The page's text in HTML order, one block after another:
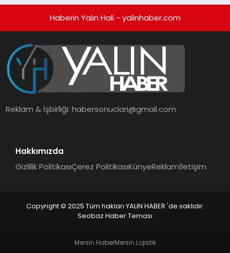
Haberin Yalın Hali - yalinhaber.com
Reklam & İşbirliği:habersonuclari@gmail.com
Hakkımızda
Gizlilik PolitikasıÇerez PolitikasıKünyeReklamİletişim
Copyright © 2025 Tüm hakları YALIN HABER 'de saklıdır.
Seobaz Haber Teması
Mersin HaberMersin Lojistik